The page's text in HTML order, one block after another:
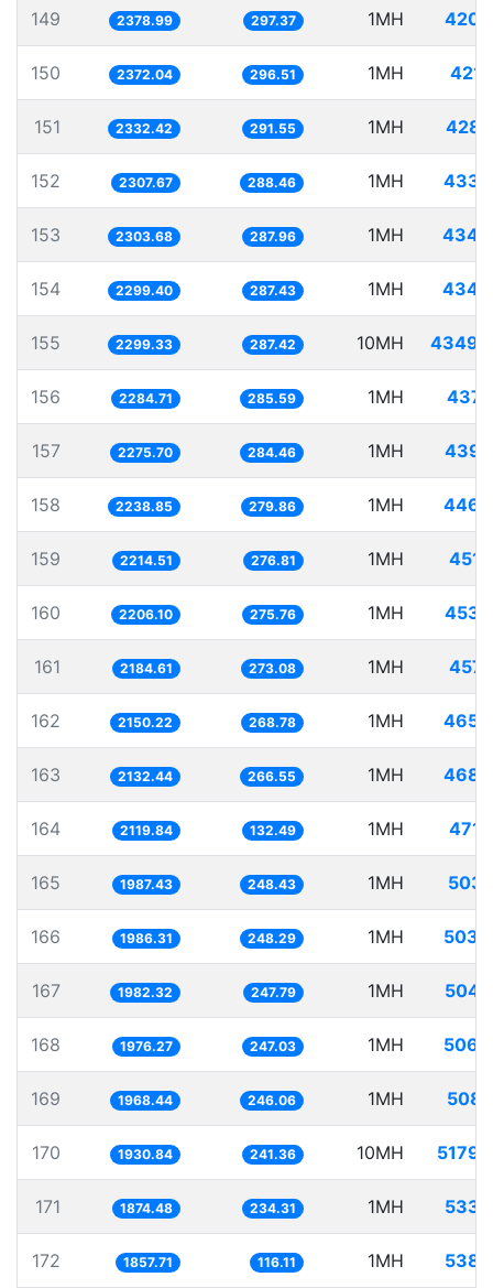
149 2378.99 297.37 1MH
150 2372.04 296.51 1MH
151 2332.42 291.55 1MH
152 2307.67 288.46 1MH
153 2303.68 287.96 1MH
154 2299.40 287.43 1MH
155 2299.33 287.42 10MH
156 2284.71 285.59 1MH
157 2275.70 284.46 1MH
158 2238.85 279.86 1MH
159 2214.51 276.81 1MH
160 2206.10 275.76 1MH
161 2184.61 273.08 1MH
162 2150.22 268.78 1MH
163 2132.44 266.55 1MH
164 2119.84 132.49 1MH
165 1987.43 248.43 1MH
166 1986.31 248.29 1MH
167 1982.32 247.79 1MH
168 1976.27 247.03 1MH
169 1968.44 246.06 1MH
170 1930.84 241.36 10MH
171 1874.48 234.31 1MH
172 1857.71 116.11 1MH